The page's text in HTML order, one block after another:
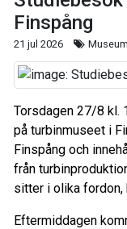
Finspång
21 jul 2026
Torsdagen 27/8 kl.
på turbinmuseet i
Finspång och
från
sitter i olika fordon,
Eftermiddagen